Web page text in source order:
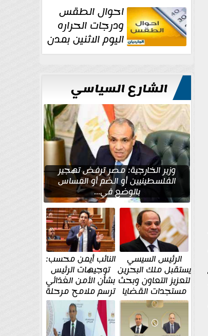
احوال الطقس
ودرجات الحراره
اليوم الاثنين بمدن
مصر...المحسوسة
الشارع السياسي
وزير الخارجية: مصر ترفض تهجير
الفلسطينيين أو الضم أو المساس
بالوضع في...
الرئيس السيسي
يستقبل ملك البحرين
لتعزيز التعاون وبحث
مستجدات القضايا
الإقليمية والدولية
النائب أيمن محسب:
توجيهات الرئيس
بشأن الأمن الغذائي
ترسم ملامح مرحلة
جديدة